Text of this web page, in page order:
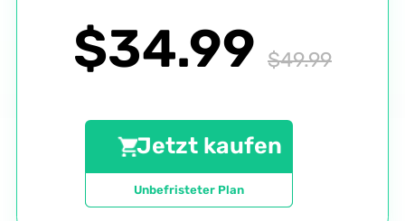
$34.99 $49.99
Jetzt kaufen
Unbefristeter Plan